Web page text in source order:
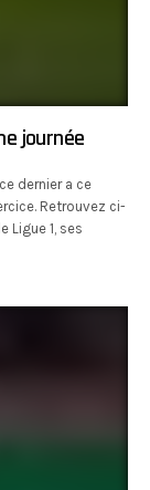
journée
dernier a ce
Retrouvez ci-
Ligue 1, ses